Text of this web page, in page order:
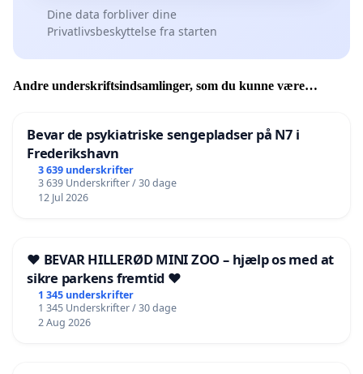
Dine data forbliver dine
Privatlivsbeskyttelse fra starten
Andre underskriftsindsamlinger, som du kunne være
Bevar de psykiatriske sengepladser på N7 i
Frederikshavn
3 639 underskrifter
3 639 Underskrifter / 30 dage
12 Jul 2026
❤️ BEVAR HILLERØD MINI ZOO – hjælp os med at
sikre parkens fremtid ❤️
1 345 underskrifter
1 345 Underskrifter / 30 dage
2 Aug 2026